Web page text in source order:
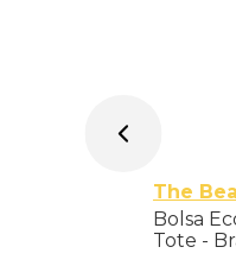
The
Bolsa
Tote -